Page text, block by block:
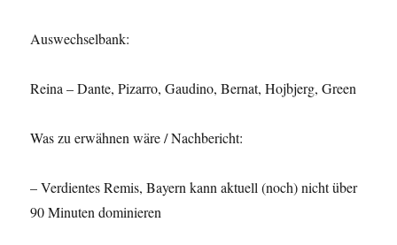
Auswechselbank:
Reina – Dante, Pizarro, Gaudino, Bernat, Hojbjerg, Green
Was zu erwähnen wäre / Nachbericht:
– Verdientes Remis, Bayern kann aktuell (noch) nicht über
90 Minuten dominieren